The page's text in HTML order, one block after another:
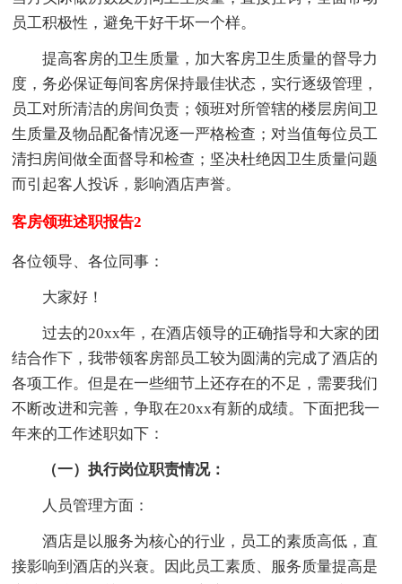
员工积极性，避免干好干坏一个样。
提高客房的卫生质量，加大客房卫生质量的督导力
度，务必保证每间客房保持最佳状态，实行逐级管理，
员工对所清洁的房间负责；领班对所管辖的楼层房间卫
生质量及物品配备情况逐一严格检查；对当值每位员工
清扫房间做全面督导和检查；坚决杜绝因卫生质量问题
而引起客人投诉，影响酒店声誉。
客房领班述职报告2
各位领导、各位同事：
大家好！
过去的20xx年，在酒店领导的正确指导和大家的团
结合作下，我带领客房部员工较为圆满的完成了酒店的
各项工作。但是在一些细节上还存在的不足，需要我们
不断改进和完善，争取在20xx有新的成绩。下面把我一
年来的工作述职如下：
（一）执行岗位职责情况：
人员管理方面：
酒店是以服务为核心的行业，员工的素质高低，直
接影响到酒店的兴衰。因此员工素质、服务质量提高是